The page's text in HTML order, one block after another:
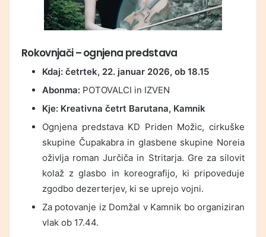
Rokovnjači– ognjena predstava
Kdaj: četrtek, 22. januar 2026, ob 18.15
Abonma: POTOVALCI in IZVEN
Kje: Kreativna četrt Barutana, Kamnik
Ognjena predstava KD Priden Možic, cirkuške
skupine Čupakabra in glasbene skupine Noreia
oživlja roman Jurčiča in Stritarja. Gre za silovit
kolaž z glasbo in koreografijo, ki pripoveduje
zgodbo dezerterjev, ki se uprejo vojni.
Za potovanje iz Domžal v Kamnik bo organiziran
vlak ob 17.44.